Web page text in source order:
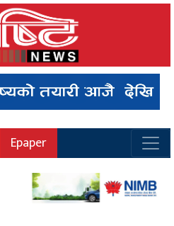
Epaper